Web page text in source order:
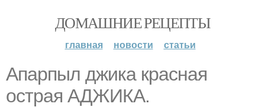
ДОМАШНИЕ РЕЦЕПТЫ
главная новости статьи
Апарпыл джика красная
острая АДЖИКА.